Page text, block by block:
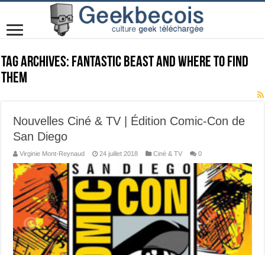
Tag Archives: fantastic beast and where to find
them
Nouvelles Ciné & TV | Édition Comic-Con de
San Diego
Virginie Mont-Reynaud 24 juillet 2018 Ciné & TV 0